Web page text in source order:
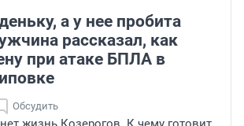
а у нее пробита
рассказал, как
при атаке БПЛА в
Обсудить